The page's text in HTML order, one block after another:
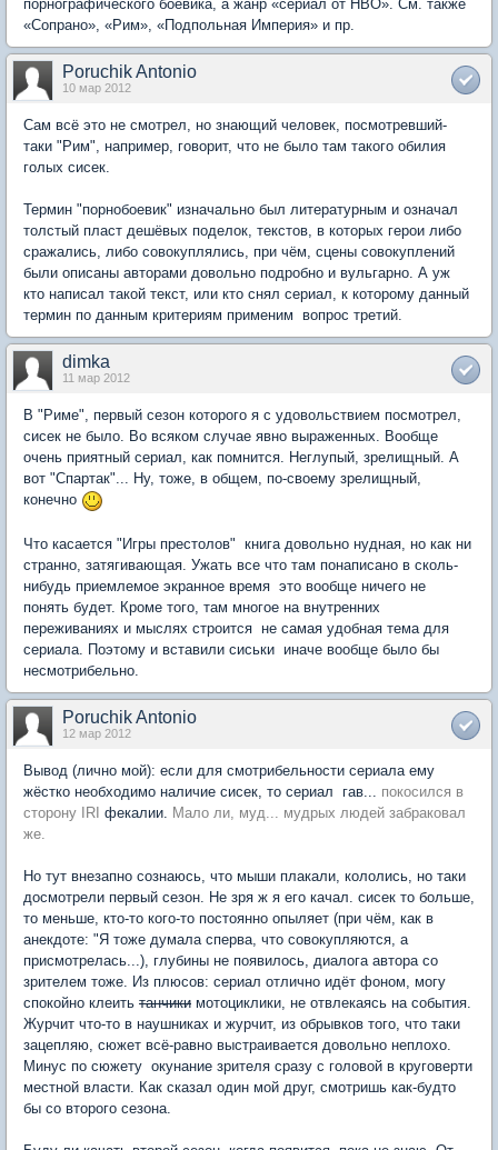
порнографического боевика, а жанр «сериал от HBO». См. также
«Сопрано», «Рим», «Подпольная Империя» и пр.
Poruchik Antonio
10 мар 2012
Сам всё это не смотрел, но знающий человек, посмотревший-
таки "Рим", например, говорит, что не было там такого обилия
голых сисек.
Термин "порнобоевик" изначально был литературным и означал
толстый пласт дешёвых поделок, текстов, в которых герои либо
сражались, либо совокуплялись, при чём, сцены совокуплений
были описаны авторами довольно подробно и вульгарно. А уж
кто написал такой текст, или кто снял сериал, к которому данный
термин по данным критериям применим  вопрос третий.
dimka
11 мар 2012
В "Риме", первый сезон которого я с удовольствием посмотрел,
сисек не было. Во всяком случае явно выраженных. Вообще
очень приятный сериал, как помнится. Неглупый, зрелищный. А
вот "Спартак"... Ну, тоже, в общем, по-своему зрелищный,
конечно
Что касается "Игры престолов"  книга довольно нудная, но как ни
странно, затягивающая. Ужать все что там понаписано в сколь-
нибудь приемлемое экранное время  это вообще ничего не
понять будет. Кроме того, там многое на внутренних
переживаниях и мыслях строится  не самая удобная тема для
сериала. Поэтому и вставили сиськи  иначе вообще было бы
несмотрибельно.
Poruchik Antonio
12 мар 2012
Вывод (лично мой): если для смотрибельности сериала ему
жёстко необходимо наличие сисек, то сериал  гав... покосился в
сторону IRI фекалии. Мало ли, муд... мудрых людей забраковал
же.
Но тут внезапно сознаюсь, что мыши плакали, кололись, но таки
досмотрели первый сезон. Не зря ж я его качал. сисек то больше,
то меньше, кто-то кого-то постоянно опыляет (при чём, как в
анекдоте: "Я тоже думала сперва, что совокупляются, а
присмотрелась...), глубины не появилось, диалога автора со
зрителем тоже. Из плюсов: сериал отлично идёт фоном, могу
спокойно клеить танчики мотоциклики, не отвлекаясь на события.
Журчит что-то в наушниках и журчит, из обрывков того, что таки
зацепляю, сюжет всё-равно выстраивается довольно неплохо.
Минус по сюжету  окунание зрителя сразу с головой в круговерти
местной власти. Как сказал один мой друг, смотришь как-будто
бы со второго сезона.